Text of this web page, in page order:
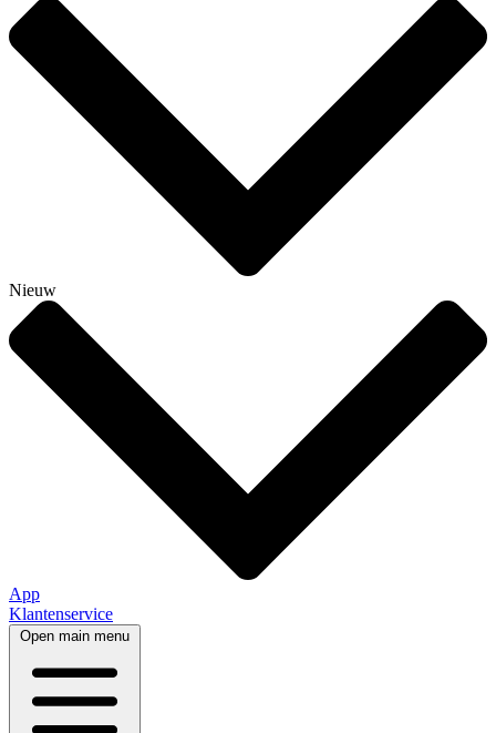
Nieuw
App
Klantenservice
Open main menu